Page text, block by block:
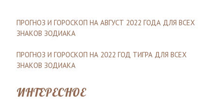
ПРОГНОЗ И ГОРОСКОП НА АВГУСТ 2022 ГОДА ДЛЯ ВСЕХ
ЗНАКОВ ЗОДИАКА
ПРОГНОЗ И ГОРОСКОП НА 2022 ГОД ТИГРА ДЛЯ ВСЕХ
ЗНАКОВ ЗОДИАКА
ИНТЕРЕСНОЕ